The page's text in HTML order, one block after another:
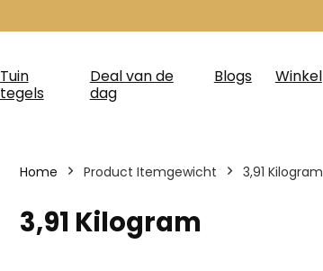
Tuin
tegels
Deal van de
dag
Blogs Winkel
Home Product Itemgewicht ‎3,91 Kilogram
‎3,91 Kilogram